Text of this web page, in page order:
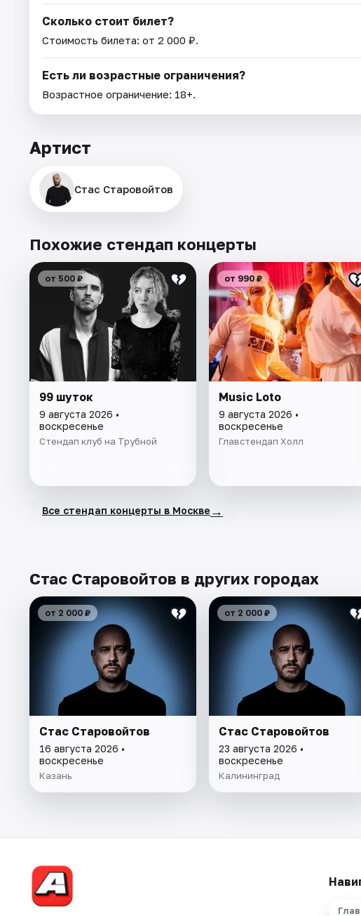
Сколько стоит билет?
Стоимость билета: от 2 000 ₽.
Есть ли возрастные ограничения?
Возрастное ограничение: 18+.
Артист
Стас Старовойтов
Похожие стендап концерты
от 500 ₽
99 шуток
9 августа 2026 •
воскресенье
Стендап клуб на Трубной
от 990 ₽
Music Loto
9 августа 2026 •
воскресенье
Главстендап Холл
Все стендап концерты в Москве →
Стас Старовойтов в других городах
от 2 000 ₽
Стас Старовойтов
16 августа 2026 •
воскресенье
Казань
от 2 000 ₽
Стас Старовойтов
23 августа 2026 •
воскресенье
Калининград